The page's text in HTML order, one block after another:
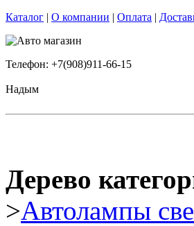
Каталог | О компании | Оплата |
Телефон: +7(908)911-66-15
Надым
Дерево
>Автолампы